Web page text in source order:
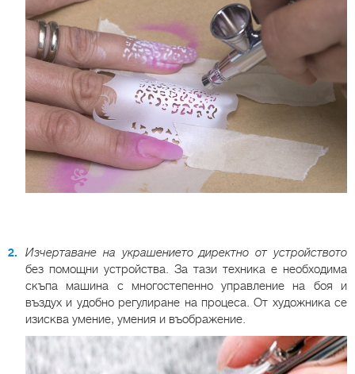
Изчертаване на украшението директно от устройството
без помощни устройства. За тази техника е необходима
скъпа машина с многостепенно управление на боя и
въздух и удобно регулиране на процеса. От художника се
изисква умение, умения и въображение.